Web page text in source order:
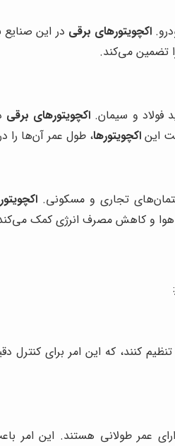
اکچویتورهای برقی در این صنایع
تضمین می‌کند.
فولاد و سیمان. اکچویتورهای برقی
این اکچویتورها، طول عمر آن‌ها را
تجاری و مسکونی.
هوا و کاهش مصرف انرژی کمک
کنند، که این امر برای
عمر طولانی هستند. این امر